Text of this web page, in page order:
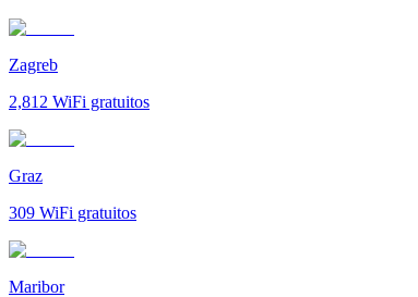
Zagreb
2,812 WiFi gratuitos
Graz
309 WiFi gratuitos
Maribor